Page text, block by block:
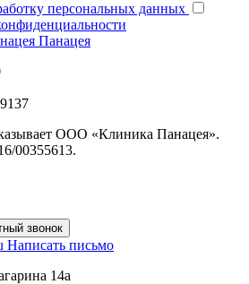
персональных данных
Панацея
ООО «Клиника Панацея».
00355613.
звонок
Написать письмо
14а